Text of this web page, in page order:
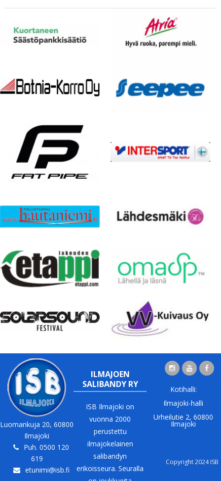
Luomankuja 20, 60800
Ilmajoki
Puh. 0500 120
619
etunimi@isb.fi
ILMAJOEN
SALIBANDY RY
ISB Ilmajoki on
vuonna 2000
perustettu
ilmajokelainen
salibandyn
erikoisseura. Seuralla
Kotihalli:
Ilmajoki-halli
Urheilutie 2, 60800
Ilmajoki
Copyright 2024 ISB